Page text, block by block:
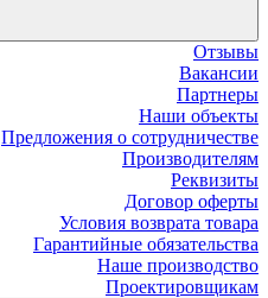
Отзывы
Вакансии
Партнеры
Наши объекты
Предложения о сотрудничестве
Производителям
Реквизиты
Договор оферты
Условия возврата товара
Гарантийные обязательства
Наше производство
Проектировщикам